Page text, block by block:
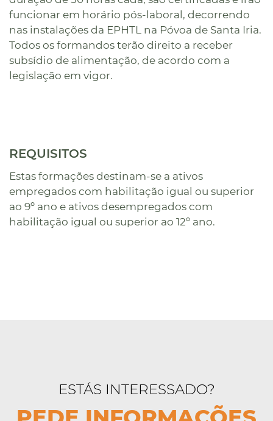
funcionar em horário pós-laboral, decorrendo
nas instalações da EPHTL na Póvoa de Santa Iria.
Todos os formandos terão direito a receber
subsídio de alimentação, de acordo com a
legislação em vigor.
REQUISITOS
Estas formações destinam-se a ativos
empregados com habilitação igual ou superior
ao 9º ano e ativos desempregados com
habilitação igual ou superior ao 12º ano.
ESTÁS INTERESSADO?